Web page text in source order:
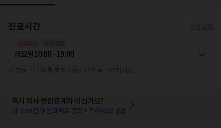
진료시간
금요일10:00 - 19:00
혹시 의사·병원관계자 이신가요?
최대 200만원 받고 바로 광고 시작하세요! 💰💰